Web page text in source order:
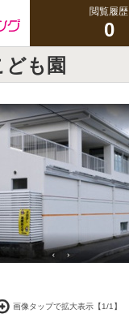
閲覧履歴
0
ども園
画像タップで拡大表示【1/1】